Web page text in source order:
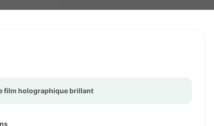
film holographique brillant